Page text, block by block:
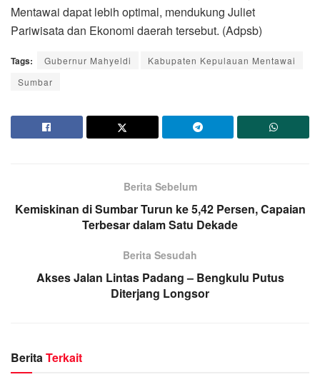
Mentawai dapat lebih optimal, mendukung Juliet
Pariwisata dan Ekonomi daerah tersebut. (Adpsb)
Tags: Gubernur Mahyeldi
Kabupaten Kepulauan Mentawai
Sumbar
Berita Sebelum
Kemiskinan di Sumbar Turun ke 5,42 Persen, Capaian
Terbesar dalam Satu Dekade
Berita Sesudah
Akses Jalan Lintas Padang – Bengkulu Putus
Diterjang Longsor
BeritaTerkait